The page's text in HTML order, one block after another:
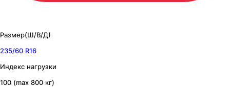
Размер(Ш/В/Д)
235/60 R16
Индекс нагрузки
100 (max 800 кг)